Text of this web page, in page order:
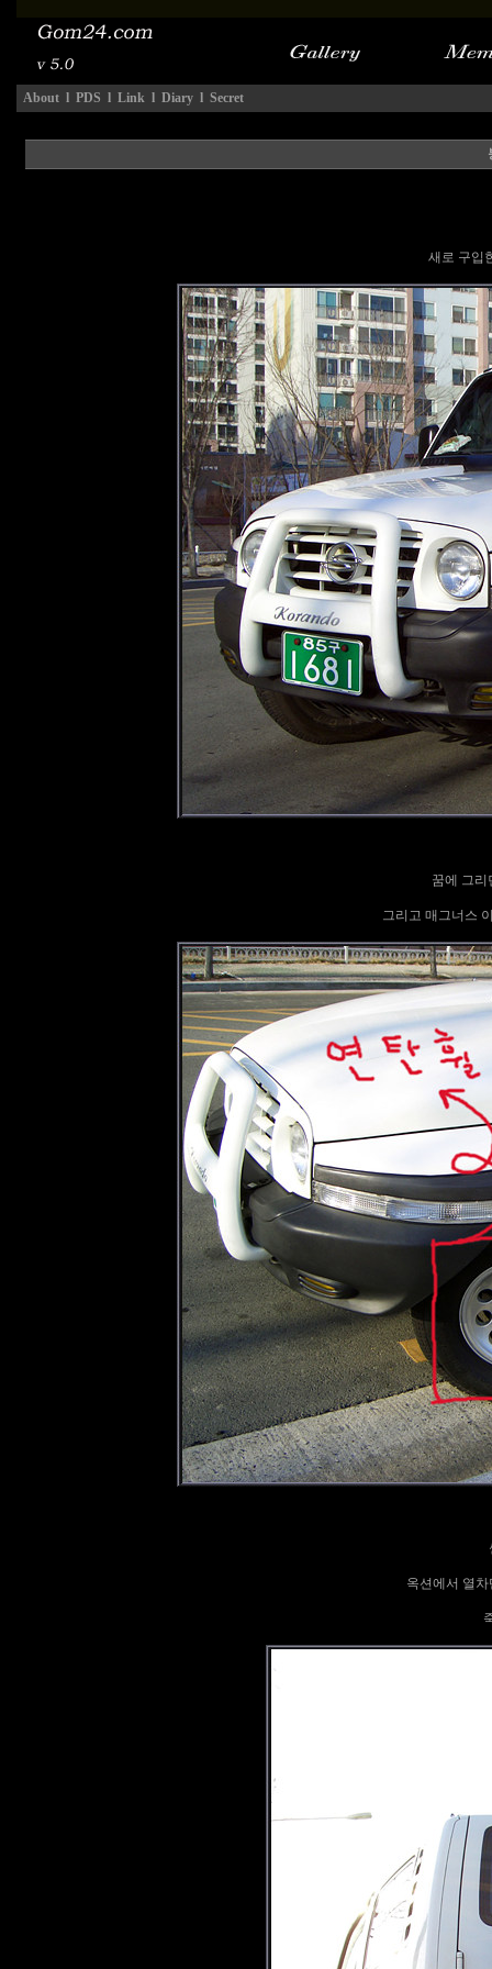
About l PDS l Link l Diary l Secret
새로 구입
꿈에 그리
그리고 매그너스
옥션에서 열